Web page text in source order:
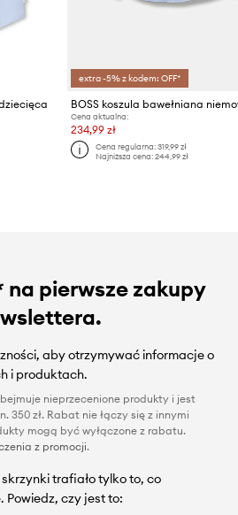
extra -5% z kodem: OFF*
BOSS koszula bawełniana
Cena aktualna:
234,99 zł
Cena regularna: 319,99 zł
Najniższa cena: 244,99 zł
na pierwsze zakupy
aby otrzymywać informacje o
i produktach.
nieprzecenione produkty i jest
350 zł. Rabat nie łączy się z innymi
mogą być wyłączone z rabatu.
z promocji.
trafiało tylko to, co
Powiedz, czy jest to: